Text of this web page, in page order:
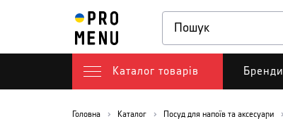
Каталог товарів Бренди
Головна Каталог Посуд для напоїв та аксесуари